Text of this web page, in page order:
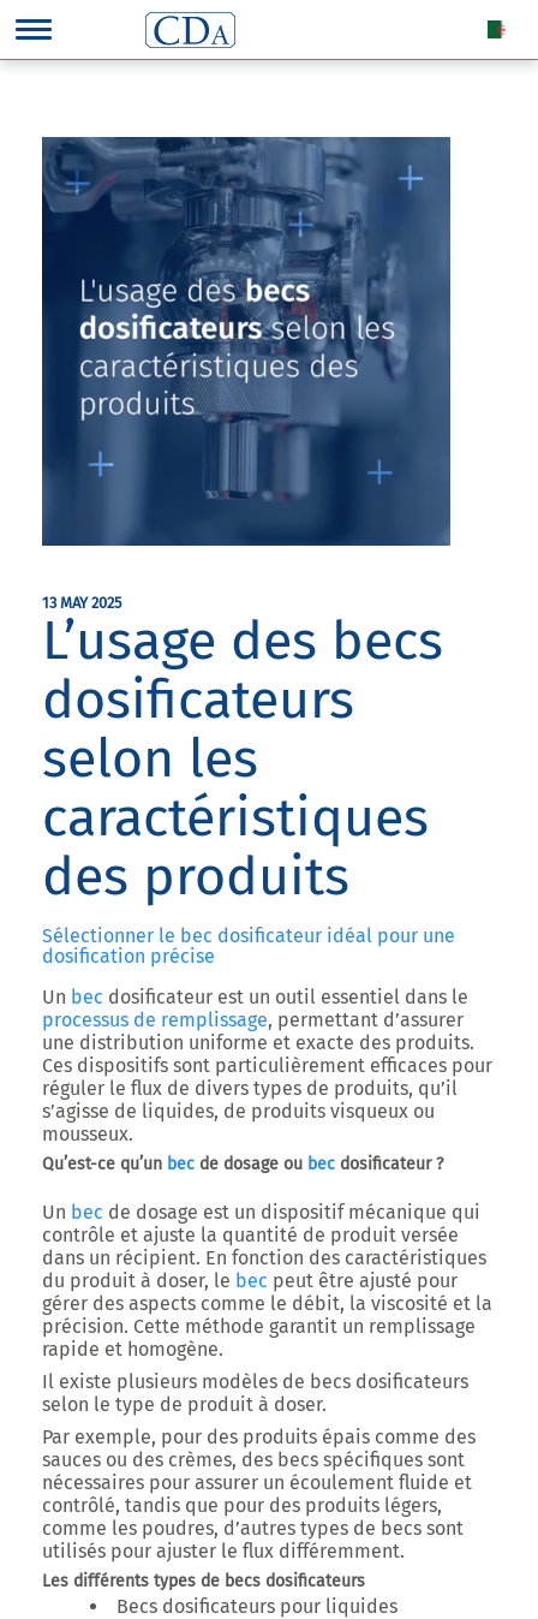
13 MAY 2025
L’usage des becs
dosificateurs
selon les
caractéristiques
des produits
Sélectionner le bec dosificateur idéal pour une
dosification précise
Un bec dosificateur est un outil essentiel dans le
processus de remplissage, permettant d’assurer
une distribution uniforme et exacte des produits.
Ces dispositifs sont particulièrement efficaces pour
réguler le flux de divers types de produits, qu’il
s’agisse de liquides, de produits visqueux ou
mousseux.
Qu’est-ce qu’un bec de dosage ou bec dosificateur ?
Un bec de dosage est un dispositif mécanique qui
contrôle et ajuste la quantité de produit versée
dans un récipient. En fonction des caractéristiques
du produit à doser, le bec peut être ajusté pour
gérer des aspects comme le débit, la viscosité et la
précision. Cette méthode garantit un remplissage
rapide et homogène.
Il existe plusieurs modèles de becs dosificateurs
selon le type de produit à doser.
Par exemple, pour des produits épais comme des
sauces ou des crèmes, des becs spécifiques sont
nécessaires pour assurer un écoulement fluide et
contrôlé, tandis que pour des produits légers,
comme les poudres, d’autres types de becs sont
utilisés pour ajuster le flux différemment.
Les différents types de becs dosificateurs
Becs dosificateurs pour liquides